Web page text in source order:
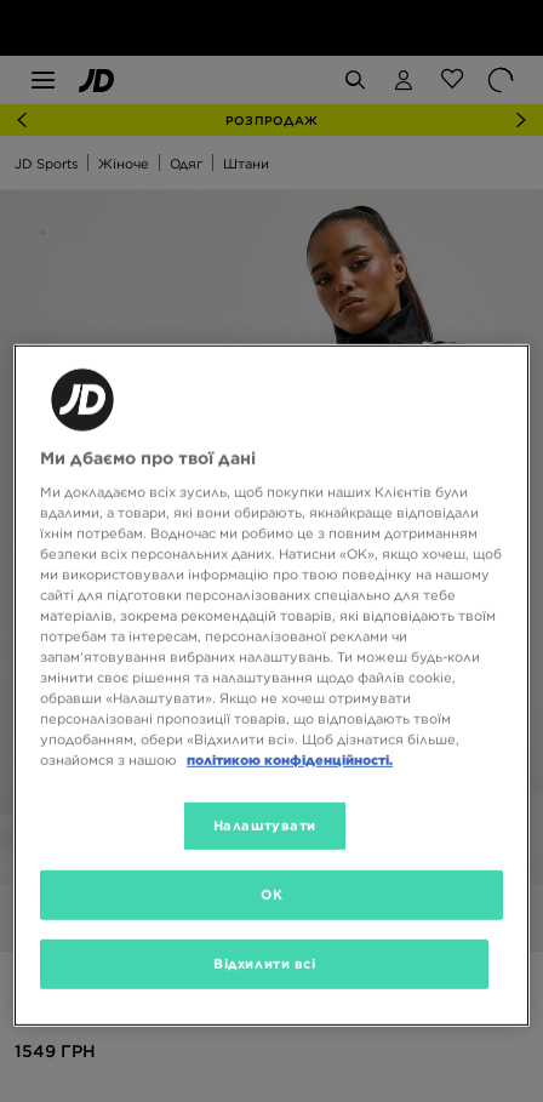
РОЗПРОДАЖ
JD Sports Жіноче Одяг Штани
Фото Відео
ADIDAS ШТАНИ FIREBIRD TP
1549 ГРН
Ми дбаємо про твої дані
Ми докладаємо всіх зусиль, щоб покупки наших Клієнтів були
вдалими, а товари, які вони обирають, якнайкраще відповідали
їхнім потребам. Водночас ми робимо це з повним дотриманням
безпеки всіх персональних даних. Натисни «OK», якщо хочеш, щоб
ми використовували інформацію про твою поведінку на нашому
сайті для підготовки персоналізованих спеціально для тебе
матеріалів, зокрема рекомендацій товарів, які відповідають твоїм
потребам та інтересам, персоналізованої реклами чи
запам’ятовування вибраних налаштувань. Ти можеш будь-коли
змінити своє рішення та налаштування щодо файлів cookie,
обравши «Налаштувати». Якщо не хочеш отримувати
персоналізовані пропозиції товарів, що відповідають твоїм
уподобанням, обери «Відхилити всі». Щоб дізнатися більше,
ознайомся з нашою
політикою конфіденційності.
Налаштувати
Відхилити всі
OK